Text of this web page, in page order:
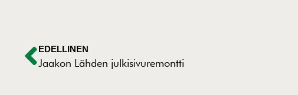
EDELLINEN
Jaakon Lähden julkisivuremontti